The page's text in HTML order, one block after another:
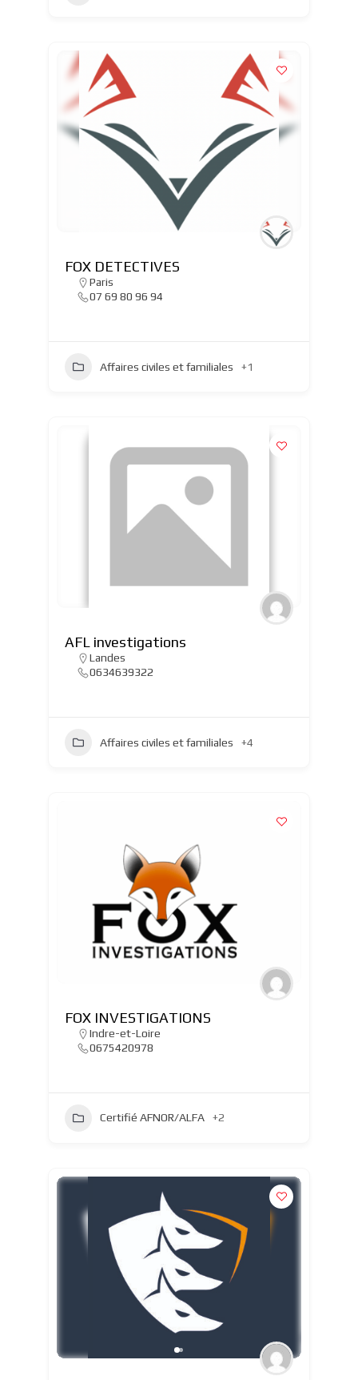
FOX DETECTIVES
Paris
07 69 80 96 94
Affaires civiles et familiales +1
AFL investigations
Landes
0634639322
Affaires civiles et familiales +4
FOX INVESTIGATIONS
Indre-et-Loire
0675420978
Certifié AFNOR/ALFA +2